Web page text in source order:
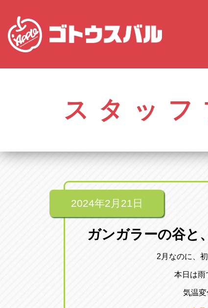
アップル春日井中央店
愛知県春日井市柏井町4-43-1
アップル一宮22号店
アップル春日井店
アップル碧南店
愛知県碧南市立
アップル小牧店
アップル尾張
愛知県尾張旭市
トラック市四日市店
スタッフ
2024年2月21日
ガンガラーの谷と
2月なのに、
本日は雨
気温